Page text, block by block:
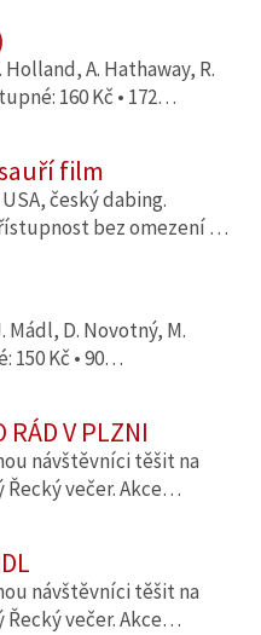
Holland, A. Hathaway, R.
160 Kč • 172…
film
český dabing.
bez omezení …
Mádl, D. Novotný, M.
150 Kč • 90…
RÁD V PLZNI
návštěvníci těšit na
večer. Akce…
návštěvníci těšit na
večer. Akce…